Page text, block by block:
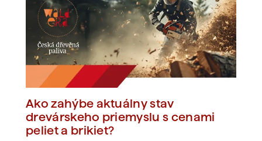
Ako zahýbe aktuálny stav
drevárskeho priemyslu s cenami
peliet a brikiet?